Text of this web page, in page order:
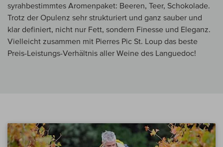
syrahbestimmtes Aromenpaket: Beeren, Teer, Schokolade.
Trotz der Opulenz sehr strukturiert und ganz sauber und
klar definiert, nicht nur Fett, sondern Finesse und Eleganz.
Vielleicht zusammen mit Pierres Pic St. Loup das beste
Preis-Leistungs-Verhältnis aller Weine des Languedoc!